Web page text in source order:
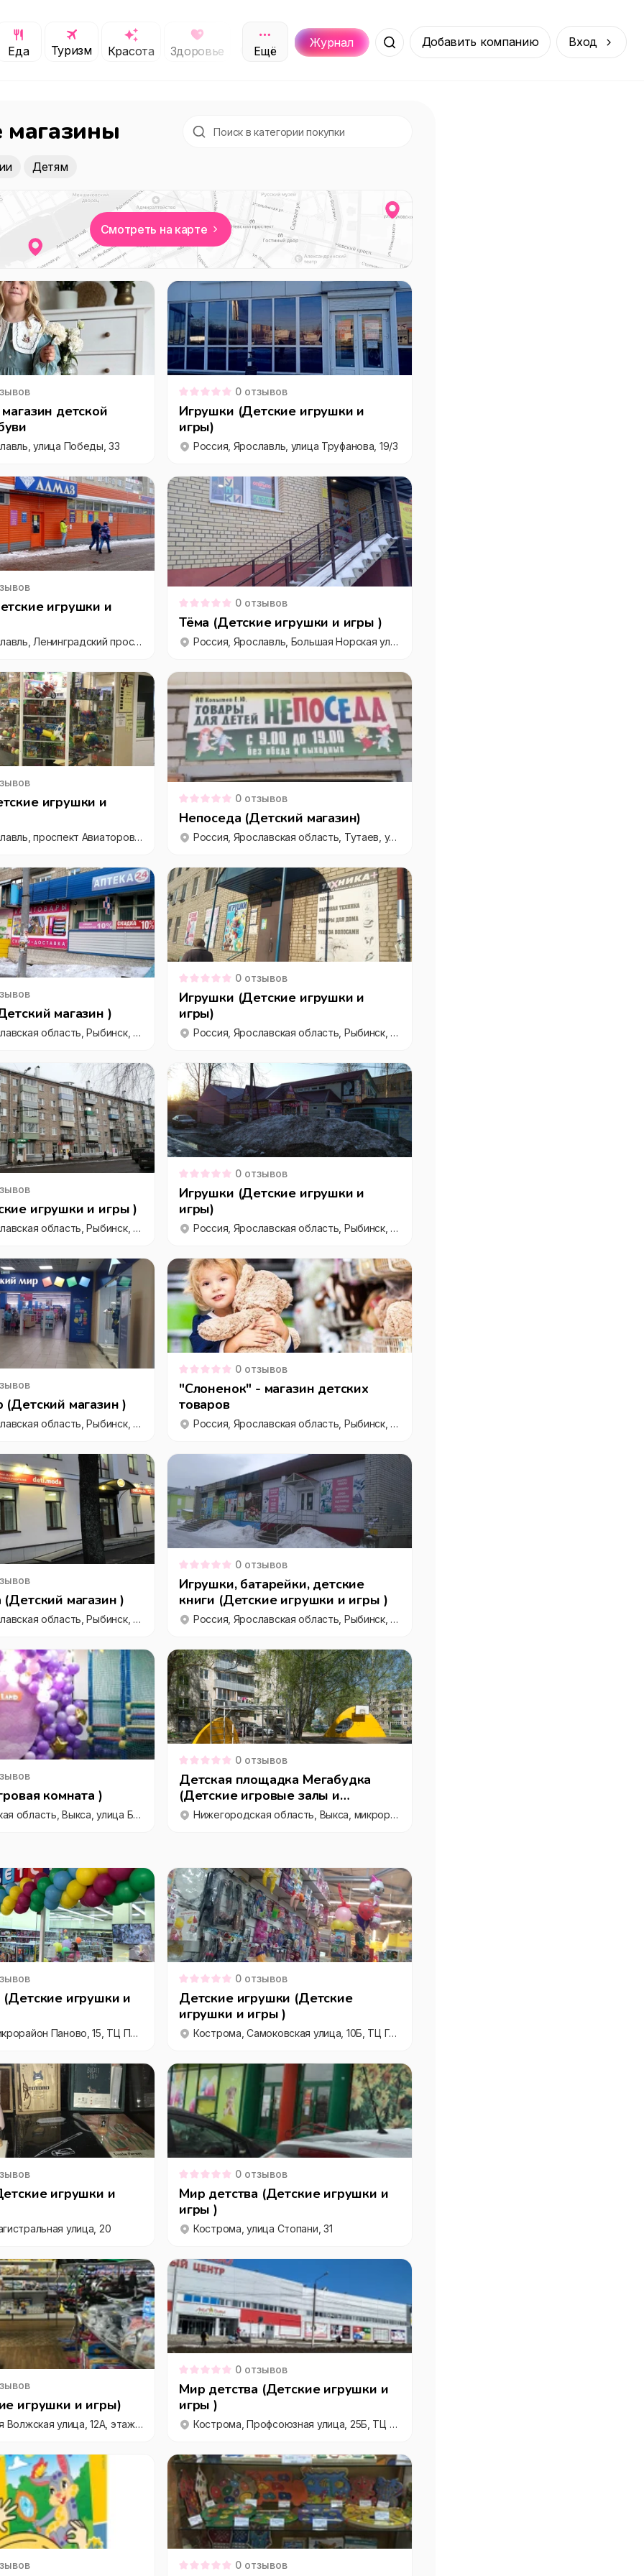
Еда Туризм Красота Здоровье Обучение Спорт Услуги Покупки Онлайн
Ещё
Журнал Места Добавить компанию Вход
магазины
Детям
Смотреть на карте
детской
улица Победы, 33
0 отзывов
Игрушки (Детские игрушки и
игры)
Россия, Ярославль, улица Труфанова, 19/3
игрушки и
Россия, Ярославль, Ленинградский проспект, 67
0 отзывов
Тёма (Детские игрушки и игры )
Россия, Ярославль, Большая Норская улица, 15
игрушки и
Россия, Ярославль, проспект Авиаторов, 100
0 отзывов
Непоседа (Детский магазин)
Россия, Ярославская область, Тутаев, улица Моторостроителей, 89, ТК Пионер
магазин )
Россия, Ярославская область, Рыбинск, Центральный микрорайон, улица Плеханова, 32
0 отзывов
Игрушки (Детские игрушки и
игры)
Россия, Ярославская область, Рыбинск, улица 50 лет ВЛКСМ, 42
игрушки и игры )
Россия, Ярославская область, Рыбинск, Южный район, Зачерёмушный район, улица Куйбышева, 5
0 отзывов
Игрушки (Детские игрушки и
игры)
Россия, Ярославская область, Рыбинск, улица 9 Мая, 14Б
магазин )
Россия, Ярославская область, Рыбинск, улица Бабушкина, 29, ТРЦ «Vikonda»
0 отзывов
"Слоненок" - магазин детских
товаров
Россия, Ярославская область, Рыбинск, Центральный микрорайон, улица Кирова, 11
магазин )
Россия, Ярославская область, Рыбинск, Центральный микрорайон, улица Гоголя, 9
0 отзывов
Игрушки, батарейки, детские
книги (Детские игрушки и игры )
Россия, Ярославская область, Рыбинск, Переборский район, посёлок Переборы, Инженерная улица, 26
комната )
Нижегородская область, Выкса, улица Братьев Баташёвых, 1
0 отзывов
Детская площадка Мегабудка
(Детские игровые залы и
площадки)
Нижегородская область, Выкса, микрорайон Гоголя, 26
(Детские игрушки и
Кострома, микрорайон Паново, 15, ТЦ Паново, этаж 2
0 отзывов
Детские игрушки (Детские
игрушки и игры )
Кострома, Самоковская улица, 10Б, ТЦ Горки
игрушки и
улица, 20
0 отзывов
Мир детства (Детские игрушки и
игры )
Кострома, улица Стопани, 31
игрушки и игры)
Кострома, 2-я Волжская улица, 12А, этаж 2
0 отзывов
Мир детства (Детские игрушки и
игры )
Кострома, Профсоюзная улица, 25Б, ТЦ «Эльдорадо»
0 отзывов